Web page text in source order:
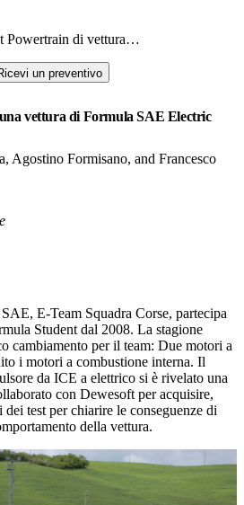
Test Powertrain di vettura Formula SAE
un preventivo
vettura di Formula SAE Electric
Agostino Formisano, and Francesco
E-Team Squadra Corse, partecipa
Student dal 2008. La stagione
cambiamento per il team: Due motori a
i motori a combustione interna. Il
da ICE a elettrico si è rivelato una
con Dewesoft per acquisire,
test per chiarire le conseguenze di
della vettura.